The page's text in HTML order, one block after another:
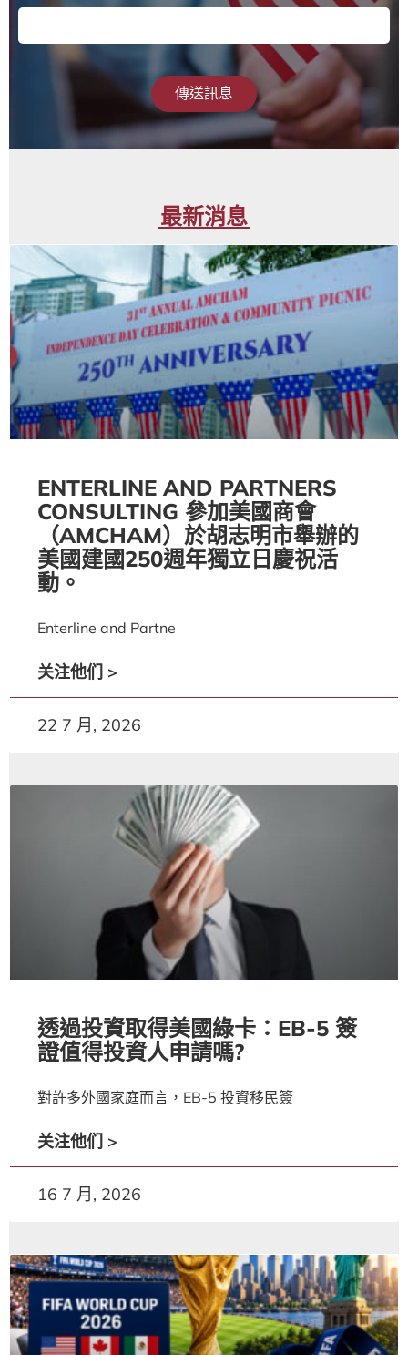
傳送訊息
最新消息
ENTERLINE AND PARTNERS
CONSULTING 參加美國商會
（AMCHAM）於胡志明市舉辦的
美國建國250週年獨立日慶祝活
動。
Enterline and Partne
关注他们 >
22 7 月, 2026
透過投資取得美國綠卡：EB-5 簽
證值得投資人申請嗎?
對許多外國家庭而言，EB-5 投資移民簽
关注他们 >
16 7 月, 2026